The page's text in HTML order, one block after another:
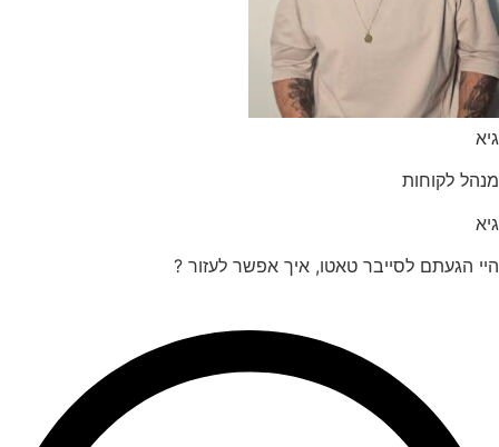
לקוחות
הגעתם לסייבר טאטו, איך אפשר לעזור ?